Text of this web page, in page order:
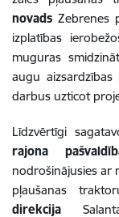
novads Zebrenes
izplatības
muguras
augu
darbus uzticot
Līdzvērtīgi
rajona
nodrošinājusies ar
pļaušanas
direkcija